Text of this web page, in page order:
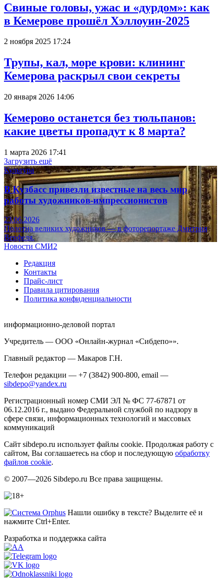
Свиные головы, ужас и «дурдом»: как
в Кемерове прошёл Хэллоуин-2025
2 ноября 2025 17:24
Трупы, кал, море крови: клининг
Кемерова раскрыл свои секреты
20 января 2026 14:06
Кемерово останется без тюльпанов:
какие цветы пропадут к 8 марта?
1 марта 2026 17:41
Загрузить ещё
Культура
В Кузбасс привезли известные на весь мир
работы художников-импрессионистов
23.06.2026
Полотна великих художников — в фоторепортаже Дмитрия
Верфеля.
Новости СМИ2
Редакция
Контакты
Прайс-лист
Правила цитирования
Политика конфиденциальности
информационно-деловой портал
Учредитель — ООО «Онлайн-журнал «Сибдепо»».
Главный редактор — Макаров Г.Н.
Телефон редакции — +7 (3842) 900-800, email —
sibdepo@yandex.ru
Регистрационный номер СМИ ЭЛ № ФС 77-67871 от
06.12.2016 г., выдано Федеральной службой по надзору в
сфере связи, информационных технологий и массовых
коммуникаций
Сайт sibdepo.ru использует файлы cookie. Продолжая работу с
сайтом, Вы соглашаетесь на сбор и последующую обработку
файлов cookie.
© 2007—2026 Sibdepo.ru Все права защищены.
Нашли ошибку в тексте? Выделите её и
нажмите Ctrl+Enter.
Разработка и поддержка сайта